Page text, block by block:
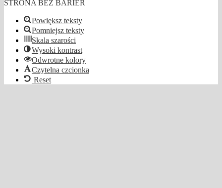
STRONA BEZ BARIER
Powiększ teksty
Pomniejsz teksty
Skala szarości
Wysoki kontrast
Odwrotne kolory
Czytelna czcionka
Reset